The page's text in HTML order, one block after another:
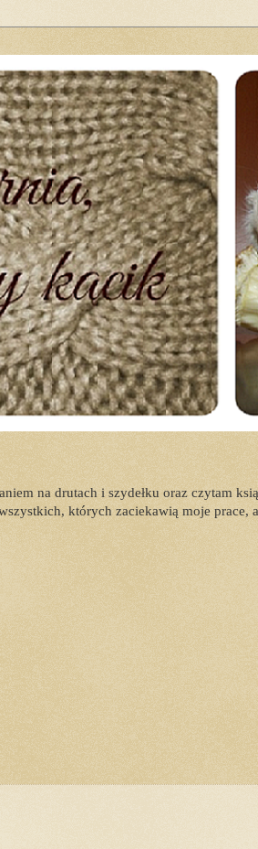
na drutach i szydełku oraz czytam
których zaciekawią moje